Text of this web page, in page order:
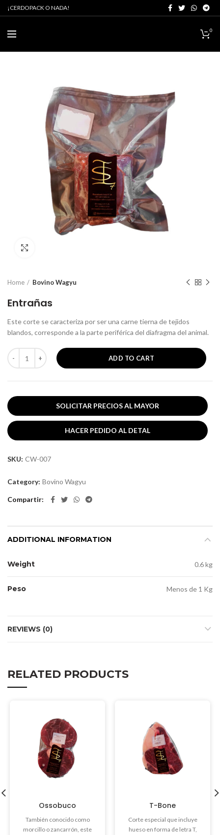
¡CERDOPACK O NADA!
0
Home Bovino Wagyu
Entrañas
Este corte se caracteriza por ser una carne tierna de tejidos
blandos, corresponde a la parte periférica del diafragma del animal.
ADD TO CART
SOLICITAR PRECIOS AL MAYOR
HACER PEDIDO AL DETAL
SKU: CW-007
Category: Bovino Wagyu
Compartir
ADDITIONAL INFORMATION
Weight 0.6 kg
Peso Menos de 1 Kg
REVIEWS (0)
RELATED PRODUCTS
Ossobuco
También conocido como
morcillo o zancarrón, este
T-Bone
Corte especial que incluye
hueso en forma de letra T,